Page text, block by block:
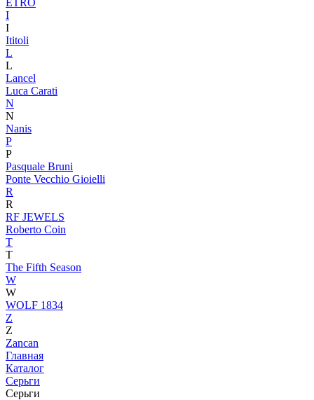
ETRO
I
I
Ititoli
L
L
Lancel
Luca Carati
N
N
Nanis
P
P
Pasquale Bruni
Ponte Vecchio Gioielli
R
R
RF JEWELS
Roberto Coin
T
T
The Fifth Season
W
W
WOLF 1834
Z
Z
Zancan
Главная
Каталог
Серьги
Серьги